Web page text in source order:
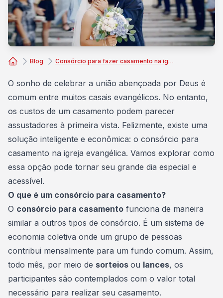
Blog Consórcio para fazer casamento na igreja evangélica simples
O sonho de celebrar a união abençoada por Deus é
comum entre muitos casais evangélicos. No entanto,
os custos de um casamento podem parecer
assustadores à primeira vista. Felizmente, existe uma
solução inteligente e econômica: o consórcio para
casamento na igreja evangélica. Vamos explorar como
essa opção pode tornar seu grande dia especial e
acessível.
O que é um consórcio para casamento?
O consórcio para casamento funciona de maneira
similar a outros tipos de consórcio. É um sistema de
economia coletiva onde um grupo de pessoas
contribui mensalmente para um fundo comum. Assim,
todo mês, por meio de sorteios ou lances, os
participantes são contemplados com o valor total
necessário para realizar seu casamento.